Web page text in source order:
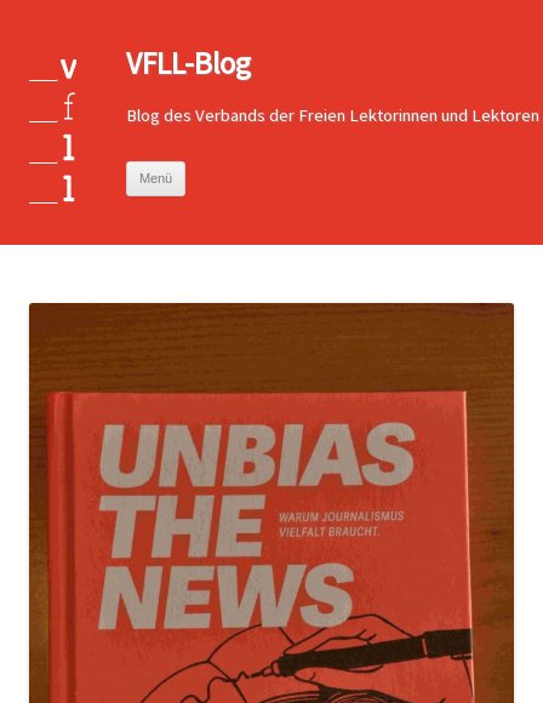
VFLL-Blog
Blog des Verbands der Freien Lektorinnen und Lektoren
Menü